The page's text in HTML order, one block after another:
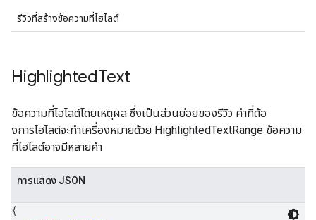
รีวิวที่สร้างข้อความที่ไฮไลต์
HighlightedText
ข้อความที่ไฮไลต์โดยเหตุผล ซึ่งเป็นส่วนย่อยของรีวิว คำที่ต้อ
งการไฮไลต์จะทำเครื่องหมายด้วย HighlightedTextRange ข้อความ
ที่ไฮไลต์อาจมีหลายคำ
การแสดง JSON
{